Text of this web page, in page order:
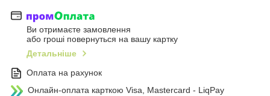
Ви отримаєте замовлення
або гроші повернуться на вашу картку
Детальніше
Оплата на рахунок
Онлайн-оплата карткою Visa, Mastercard - LiqPay